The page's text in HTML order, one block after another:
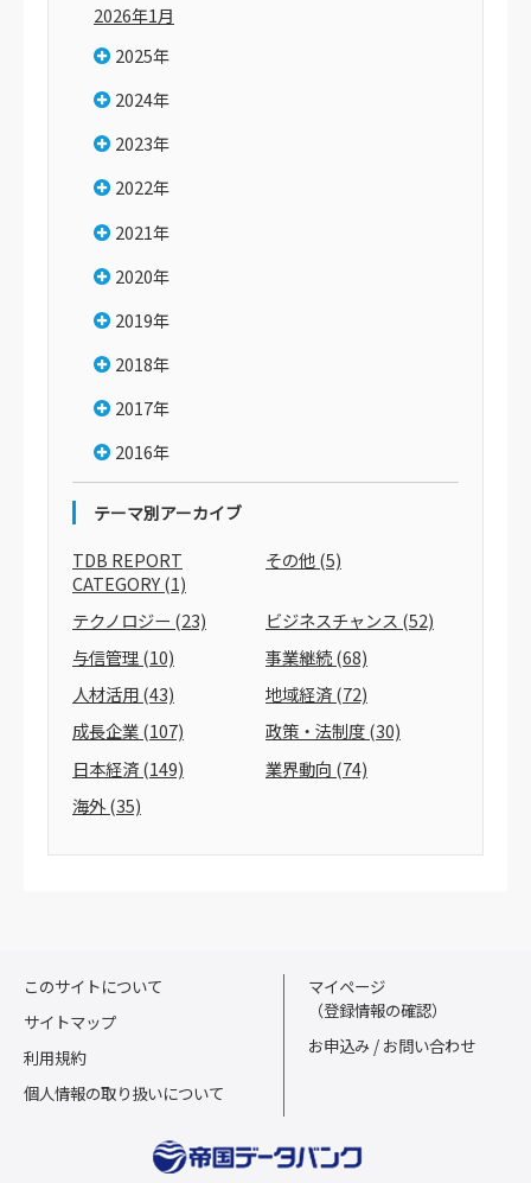
2026年1月
2025年
2024年
2023年
2022年
2021年
2020年
2019年
2018年
2017年
2016年
テーマ別アーカイブ
TDB REPORT
CATEGORY(1)
その他(5)
テクノロジー (23) ビジネスチャンス (52)
与信管理(10) 事業継続(68)
人材活用(43) 地域経済(72)
成長企業(107) 政策・法制度(30)
日本経済(149) 業界動向 (74)
海外(35)
このサイトについて
サイトマップ
利用規約
個人情報の取り扱いについて
マイページ
（登録情報の確認）
お申込み / お問い合わせ